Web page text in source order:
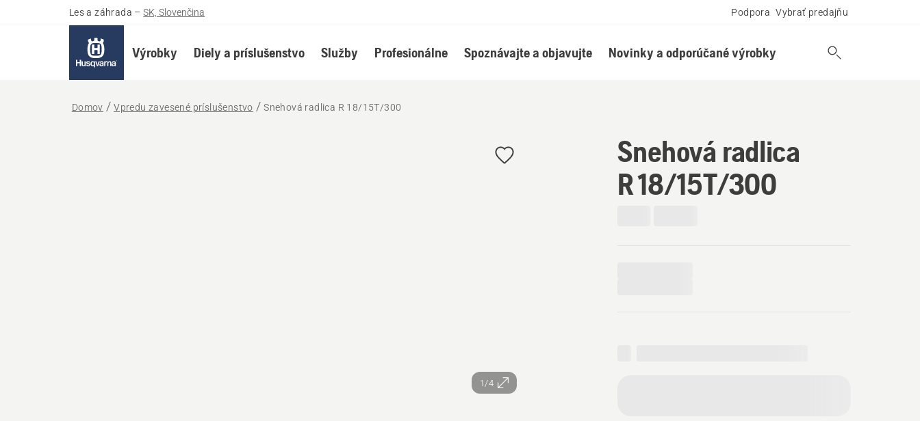
Les a záhrada – SK, Slovenčina Podpora Vybrať predajňu
Výrobky Diely a príslušenstvo Služby Profesionálne Spoznávajte a objavujte Novinky a odporúčané výrobky
Domov Vpredu zavesené príslušenstvo Snehová radlica R 18/15T/300
1/4
Snehová radlica
R 18/15T/300